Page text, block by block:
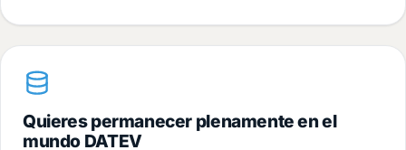
Quieres permanecer plenamente en el
mundo DATEV